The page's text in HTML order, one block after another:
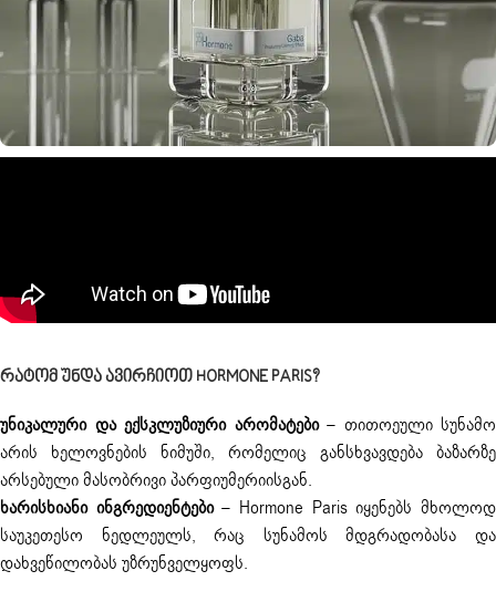
Რატომ Უნდა Ავირჩიოთ HORMONE PARIS?
უნიკალური და ექსკლუზიური არომატები– თითოეული სუნამო
არის ხელოვნების ნიმუში, რომელიც განსხვავდება ბაზარზე
არსებული მასობრივი პარფიუმერიისგან.
ხარისხიანი ინგრედიენტები– Hormone Paris იყენებს მხოლოდ
საუკეთესო ნედლეულს, რაც სუნამოს მდგრადობასა და
დახვეწილობას უზრუნველყოფს.